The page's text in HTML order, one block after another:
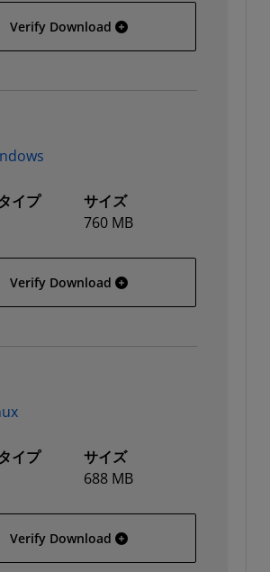
Verify Download 32-bit Windows
イプ
サイズ
760 MB
Verify Download 64-bit Windows
イプ
サイズ
688 MB
Verify Download 32-bit Linux